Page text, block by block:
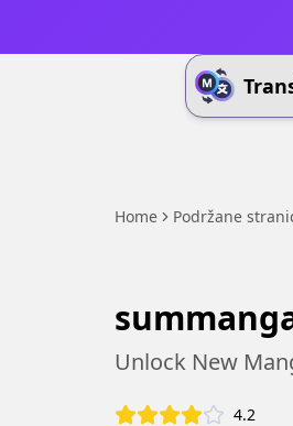
Home Podržane
Unlock New
4.2